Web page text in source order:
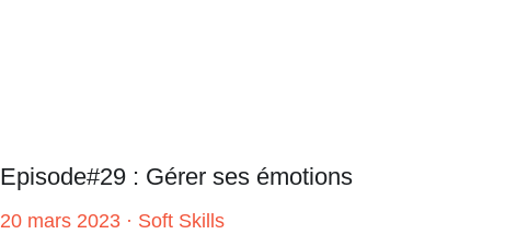
Episode#29 : Gérer ses émotions
20 mars 2023· Soft Skills